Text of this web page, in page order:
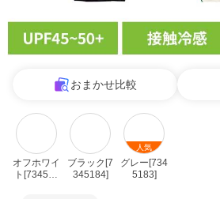
おまかせ比較
オフホワイ
ト[734518
ブラック[7
345184]
人気
グレー[734
5183]